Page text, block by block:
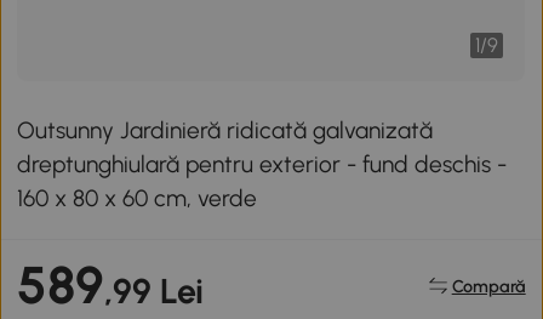
1/9
Outsunny Jardinieră ridicată galvanizată
dreptunghiulară pentru exterior - fund deschis -
160 x 80 x 60 cm, verde
589,99 Lei Compară